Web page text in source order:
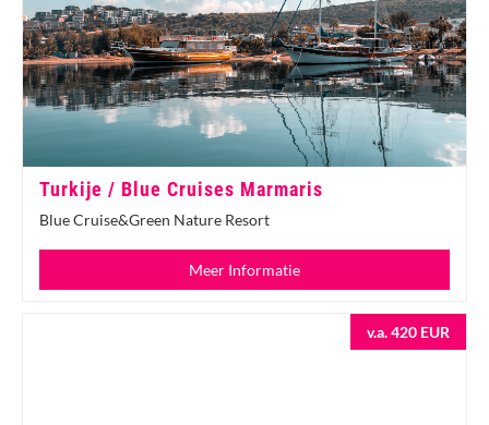
Turkije / Blue Cruises Marmaris
Blue Cruise&Green Nature Resort
Meer Informatie
v.a. 420 EUR